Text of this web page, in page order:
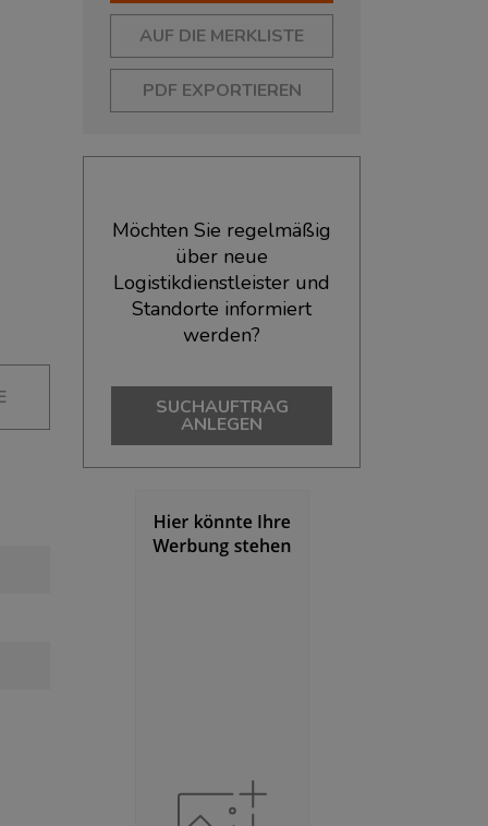
AUF DIE MERKLISTE
PDF EXPORTIEREN
Möchten Sie regelmäßig
über neue
Logistikdienstleister und
Standorte informiert
werden?
SUCHAUFTRAG
ANLEGEN